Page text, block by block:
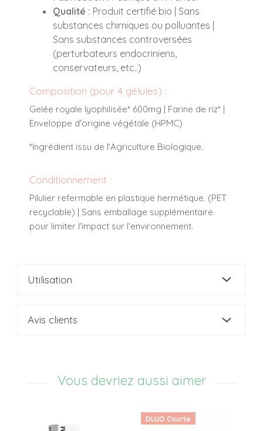
Qualité : Produit certifié bio | Sans
substances chimiques ou polluantes |
Sans substances controversées
(perturbateurs endocriniens,
conservateurs, etc..)
Composition (pour 4 gélules) :
Gelée royale lyophilisée* 600mg | Farine de riz* |
Enveloppe d'origine végétale (HPMC)
*Ingrédient issu de l'Agriculture Biologique.
Conditionnement :
Pilulier refermable en plastique hermétique. (PET
recyclable) | Sans emballage supplémentaire
pour limiter l'impact sur l'environnement.
Utilisation
Avis clients
Vous devriez aussi aimer
DLUO Courte